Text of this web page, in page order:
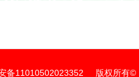
备11010502023352 版权所有©